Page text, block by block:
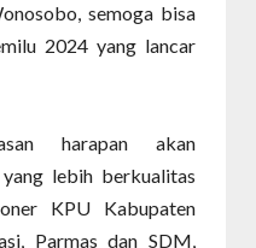
semoga bisa
2024 yang lancar
harapan akan
lebih berkualitas
KPU Kabupaten
Parmas dan SDM,